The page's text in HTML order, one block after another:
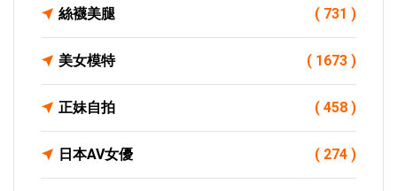
絲襪美腿 ( 731 )
美女模特 ( 1673 )
正妹自拍 ( 458 )
日本AV女優 ( 274 )